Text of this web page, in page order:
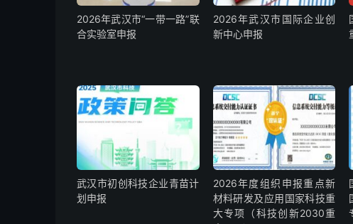
2026年武汉市“一带一路”联
合实验室申报
2026年武汉市国际企业创
新中心申报
武汉市初创科技企业青苗计
划申报
2026年度组织申报重点新
材料研发及应用国家科技重
大专项（科技创新2030重